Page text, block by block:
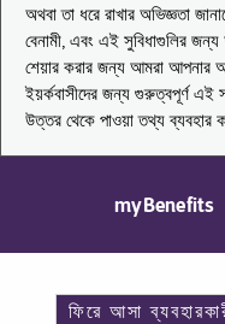
অথবা তা ধরে রাখার অভিজ্ঞতা
বেনামী, এবং এই সুবিধাগুলির জন্য
শেয়ার করার জন্য আমরা আপনার
ইয়র্কবাসীদের জন্য গুরুত্বপূর্ণ এই
উত্তর থেকে পাওয়া তথ্য ব্যবহার
myBenefits
ফিরে আসা